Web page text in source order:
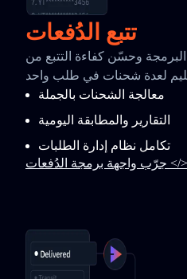
تتبع الدُفعات
وحسّن كفاءة التتبع من
لعدة شحنات في طلب واحد
معالجة الشحنات بالجملة
التقارير والمطابقة اليومية
تكامل نظام إدارة الطلبات
جرّب واجهة برمجة الدُفعات </>